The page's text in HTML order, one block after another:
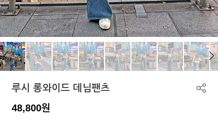
루시 롱와이드 데님팬츠
48,800원